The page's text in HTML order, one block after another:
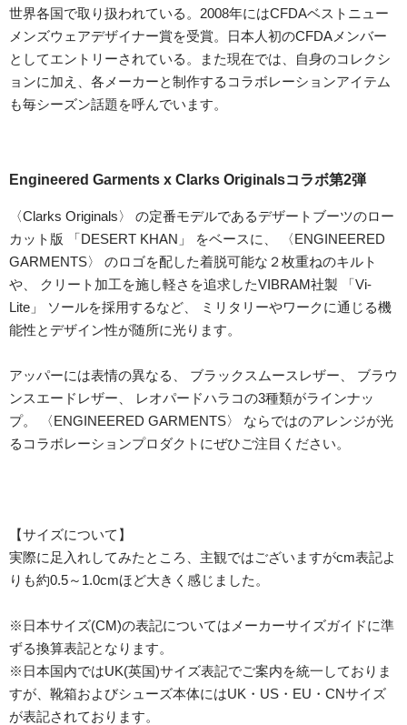
世界各国で取り扱われている。2008年にはCFDAベストニュー
メンズウェアデザイナー賞を受賞。日本人初のCFDAメンバー
としてエントリーされている。また現在では、自身のコレクシ
ョンに加え、各メーカーと制作するコラボレーションアイテム
も毎シーズン話題を呼んでいます。
Engineered Garments x Clarks Originalsコラボ第2弾
〈Clarks Originals〉 の定番モデルであるデザートブーツのロー
カット版 「DESERT KHAN」 をベースに、 〈ENGINEERED
GARMENTS〉 のロゴを配した着脱可能な２枚重ねのキルト
や、 クリート加工を施し軽さを追求したVIBRAM社製 「Vi-
Lite」 ソールを採用するなど、 ミリタリーやワークに通じる機
能性とデザイン性が随所に光ります。
アッパーには表情の異なる、 ブラックスムースレザー、 ブラウ
ンスエードレザー、 レオパードハラコの3種類がラインナッ
プ。 〈ENGINEERED GARMENTS〉 ならではのアレンジが光
るコラボレーションプロダクトにぜひご注目ください。
【サイズについて】
実際に足入れしてみたところ、主観ではございますがcm表記よ
りも約0.5～1.0cmほど大きく感じました。
※日本サイズ(CM)の表記についてはメーカーサイズガイドに準
ずる換算表記となります。
※日本国内ではUK(英国)サイズ表記でご案内を統一しておりま
すが、靴箱およびシューズ本体にはUK・US・EU・CNサイズ
が表記されております。